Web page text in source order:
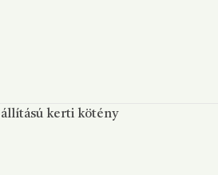
kerti kötény